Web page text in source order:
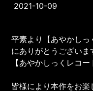
2021-10-09
平素より【あやかし
にありがとうございま
【あやかしっくレコ
皆様により本作をお楽